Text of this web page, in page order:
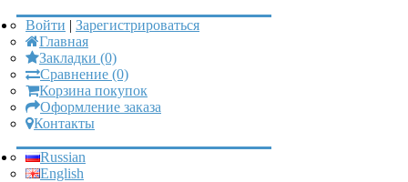
Войти | Зарегистрироваться
Главная
Закладки (0)
Сравнение (0)
Корзина покупок
Оформление заказа
Контакты
Russian
English